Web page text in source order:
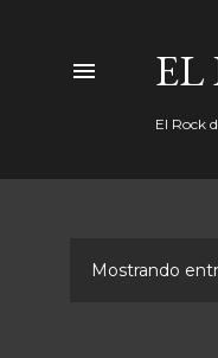
EL
El Rock
Mostrando